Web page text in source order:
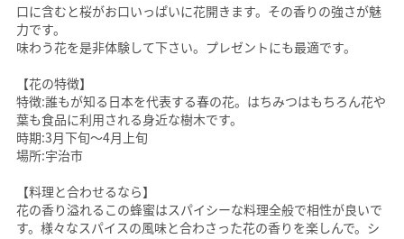
口に含むと桜がお口いっぱいに花開きます。その香りの強さが魅
力です。
味わう花を是非体験して下さい。プレゼントにも最適です。
【花の特徴】
特徴:誰もが知る日本を代表する春の花。はちみつはもちろん花や
葉も食品に利用される身近な樹木です。
時期:3月下旬〜4月上旬
場所:宇治市
【料理と合わせるなら】
花の香り溢れるこの蜂蜜はスパイシーな料理全般で相性が良いで
す。様々なスパイスの風味と合わさった花の香りを楽しんで。シ